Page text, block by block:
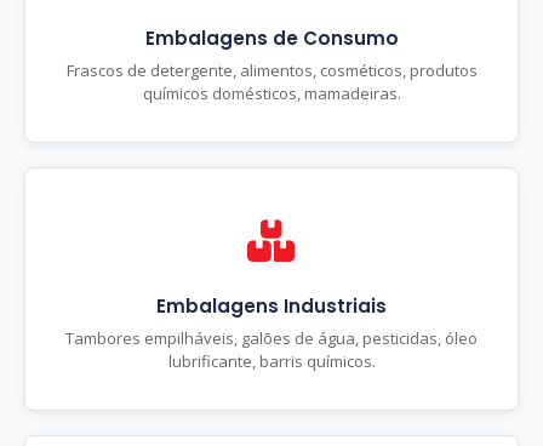
Embalagens de Consumo
Frascos de detergente, alimentos, cosméticos, produtos
químicos domésticos, mamadeiras.
Embalagens Industriais
Tambores empilháveis, galões de água, pesticidas, óleo
lubrificante, barris químicos.